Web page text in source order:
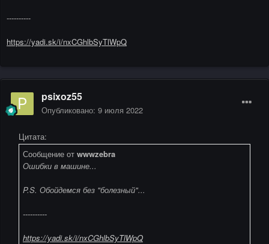
----------
https://yadi.sk/i/nxCGhlbSyTlWpQ
psixoz55
Опубликовано: 9 июля 2022
Цитата:
Сообщение от wwwzebra
Ошибки в машине...
P.S. Обойдемся без "болезный"...
----------
https://yadi.sk/i/nxCGhlbSyTlWpQ